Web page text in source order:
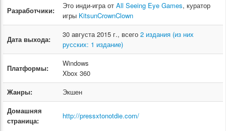
Разработчики:
Это инди-игра от All Seeing Eye Games, куратор
игры KitsunCrownClown
Дата выхода:
30 августа 2015 г., всего 2 издания (из них
русских: 1 издание)
Платформы:
Windows
Xbox 360
Жанры:
Экшен
Домашняя
страница:
http://pressxtonotdie.com/